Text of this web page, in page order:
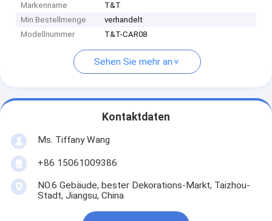
Markenname
T&T
Min Bestellmenge
verhandelt
Modellnummer
T&T-CAR08
Sehen Sie mehr an
Kontaktdaten
Ms. Tiffany Wang
+86 15061009386
NO.6 Gebäude, bester Dekorations-Markt, Taizhou-
Stadt, Jiangsu, China